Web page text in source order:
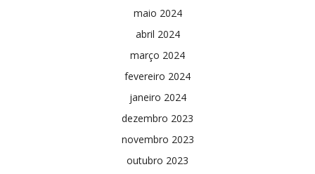
maio 2024
abril 2024
março 2024
fevereiro 2024
janeiro 2024
dezembro 2023
novembro 2023
outubro 2023